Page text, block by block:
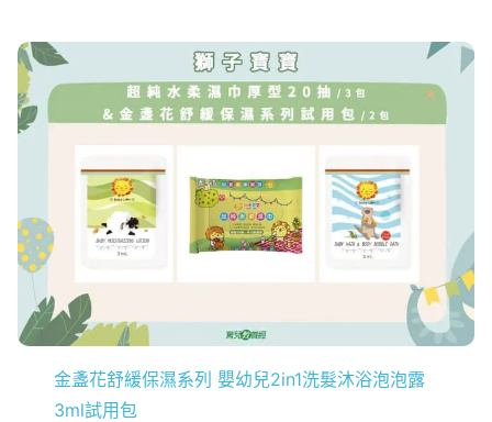
金盞花舒緩保濕系列 嬰幼兒2in1洗髮沐浴泡泡露
3ml試用包